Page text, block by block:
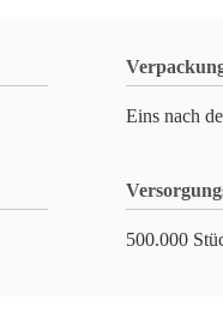
Eins nach
500.000